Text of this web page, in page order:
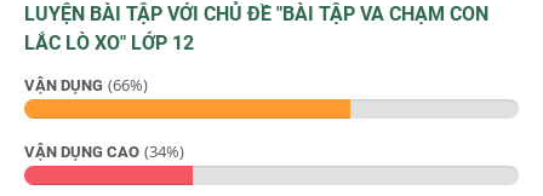
LUYỆN BÀI TẬP VỚI CHỦ ĐỀ "BÀI TẬP VA CHẠM CON
LẮC LÒ XO" LỚP 12
VẬN DỤNG (66%)
VẬN DỤNG CAO (34%)